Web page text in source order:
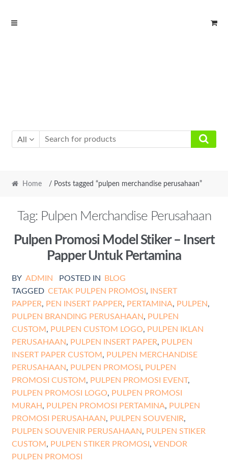
Skip
Skip
All
Home / Posts tagged “pulpen merchandise perusahaan”
Tag: Pulpen Merchandise Perusahaan
Pulpen Promosi Model Stiker – Insert
Papper Untuk Pertamina
BY ADMIN POSTED IN
BLOG
TAGGED CETAK PULPEN PROMOSI ,
INSERT
PAPPER, PEN INSERT PAPPER, PERTAMINA, PULPEN,
PULPEN BRANDING PERUSAHAAN, PULPEN
CUSTOM , PULPEN CUSTOM LOGO, PULPEN IKLAN
PERUSAHAAN, PULPEN INSERT PAPER, PULPEN
INSERT PAPER CUSTOM , PULPEN MERCHANDISE
PERUSAHAAN, PULPEN PROMOSI , PULPEN
PROMOSI CUSTOM , PULPEN PROMOSI EVENT,
PULPEN PROMOSI LOGO, PULPEN PROMOSI
MURAH, PULPEN PROMOSI PERTAMINA, PULPEN
PROMOSI PERUSAHAAN, PULPEN SOUVENIR,
PULPEN SOUVENIR PERUSAHAAN, PULPEN STIKER
CUSTOM , PULPEN STIKER PROMOSI , VENDOR
PULPEN PROMOSI